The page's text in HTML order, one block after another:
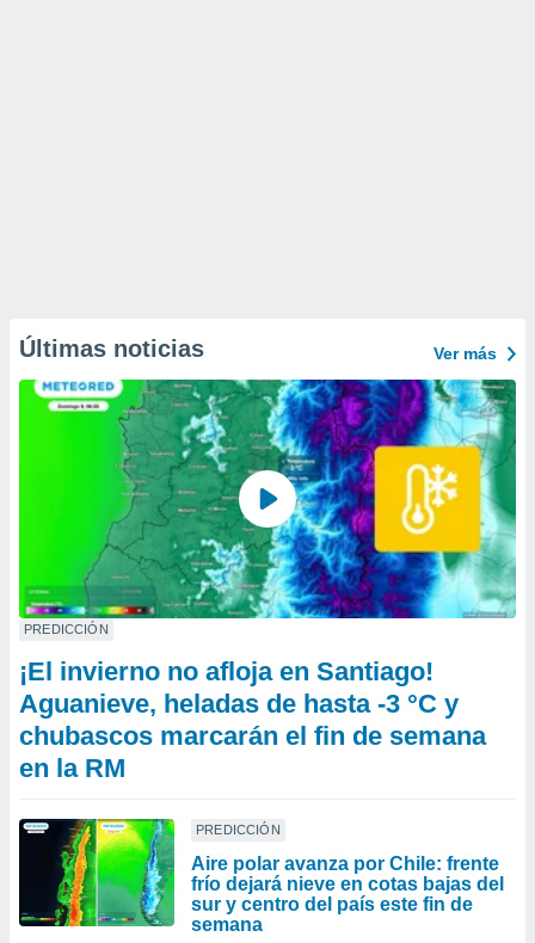
Últimas noticias Ver más
PREDICCIÓN
¡El invierno no afloja en Santiago!
Aguanieve, heladas de hasta -3 °C y
chubascos marcarán el fin de semana
en la RM
PREDICCIÓN
Aire polar avanza por Chile: frente
frío dejará nieve en cotas bajas del
sur y centro del país este fin de
semana